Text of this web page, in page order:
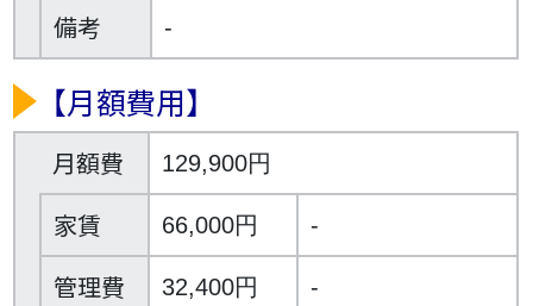
備考 -
【月額費用】
月額費 129,900円
家賃 66,000円 -
管理費 32,400円 -